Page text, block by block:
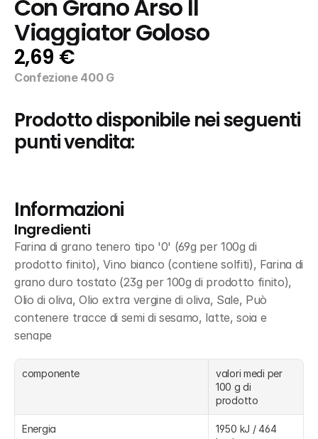
Con Grano Arso Il
Viaggiator Goloso
2,69 €
Confezione 400 G
Prodotto disponibile nei seguenti
punti vendita:
Informazioni
Ingredienti
Farina di grano tenero tipo '0' (69g per 100g di
prodotto finito), Vino bianco (contiene solfiti), Farina di
grano duro tostato (23g per 100g di prodotto finito),
Olio di oliva, Olio extra vergine di oliva, Sale, Può
contenere tracce di semi di sesamo, latte, soia e
senape
componente
valori medi per
100 g di
prodotto
Energia
1950 kJ / 464